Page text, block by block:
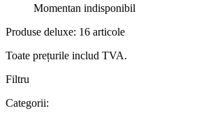
Momentan indisponibil
Produse deluxe: 16 articole
Toate prețurile includ TVA.
Filtru
Categorii: